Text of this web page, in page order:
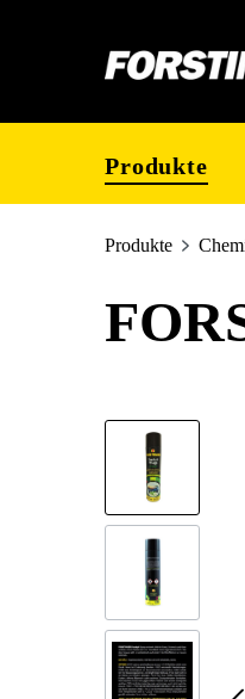
Produkte
Produkte
Bildergalerie